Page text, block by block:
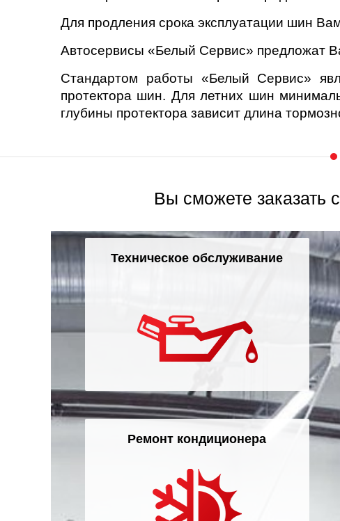
Для продления срока эксплуатации шин
Автосервисы «Белый Сервис» предложат
Стандартом работы «Белый Сервис»
протектора шин. Для летних шин
глубины протектора зависит длина
Вы сможете заказать
Техническое обслуживание
Ремонт кондиционера